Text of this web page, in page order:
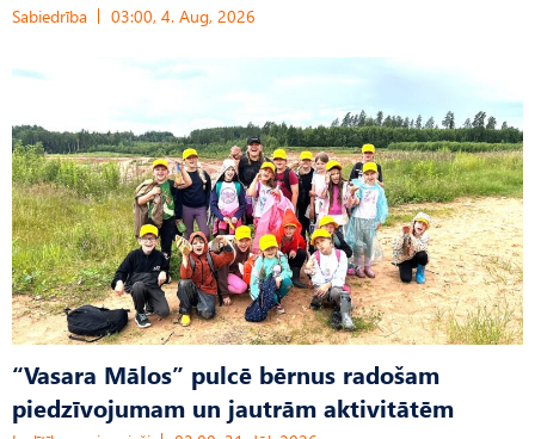
Sabiedrība 03:00, 4. Aug, 2026
“Vasara Mālos” pulcē bērnus radošam
piedzīvojumam un jautrām aktivitātēm